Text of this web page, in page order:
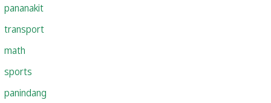
pananakit
transport
math
sports
panindang